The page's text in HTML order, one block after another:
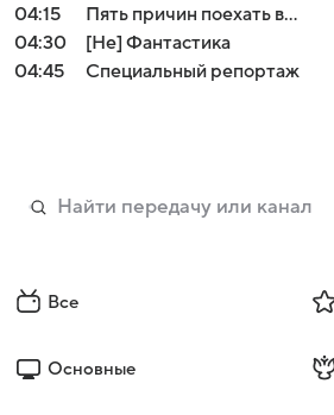
04:15
Пять причин поехать в...
04:30
[Не] Фантастика
04:45
Специальный репортаж
Все
Основные